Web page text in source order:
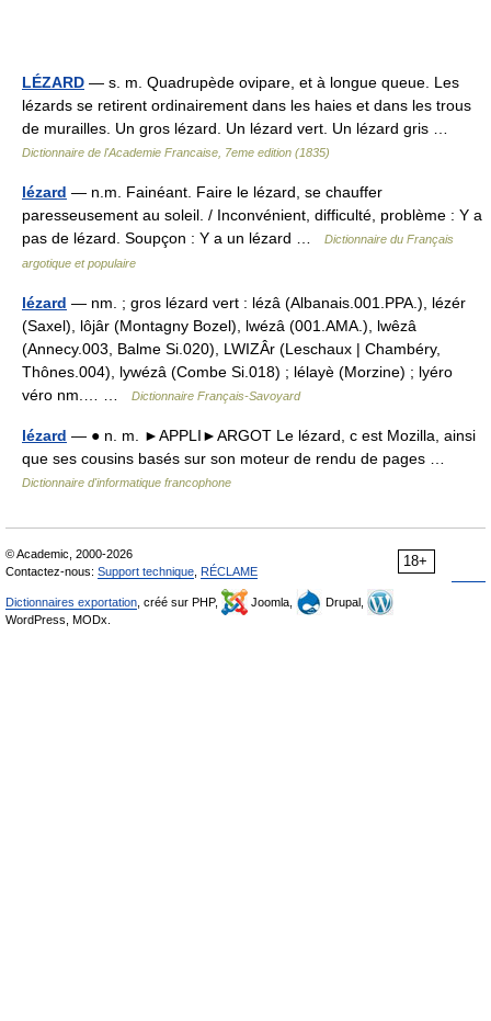
LÉZARD — s. m. Quadrupède ovipare, et à longue queue. Les
lézards se retirent ordinairement dans les haies et dans les trous
de murailles. Un gros lézard. Un lézard vert. Un lézard gris …
Dictionnaire de l'Academie Francaise, 7eme edition (1835)
lézard — n.m. Fainéant. Faire le lézard, se chauffer
paresseusement au soleil. / Inconvénient, difficulté, problème : Y a
pas de lézard. Soupçon : Y a un lézard …
Dictionnaire du Français
argotique et populaire
lézard — nm. ; gros lézard vert : lézâ (Albanais.001.PPA.), lézér
(Saxel), lôjâr (Montagny Bozel), lwézâ (001.AMA.), lwêzâ
(Annecy.003, Balme Si.020), LWIZÂr (Leschaux | Chambéry,
Thônes.004), lywézâ (Combe Si.018) ; lélayè (Morzine) ; lyéro
véro nm.… …
Dictionnaire Français-Savoyard
lézard — ● n. m. ►APPLI►ARGOT Le lézard, c est Mozilla, ainsi
que ses cousins basés sur son moteur de rendu de pages …
Dictionnaire d'informatique francophone
18+
© Academic, 2000-2026
Contactez-nous: Support technique RÉCLAME
Dictionnaires exportation , créé sur PHP, Joomla,
Drupal,
WordPress, MODx.